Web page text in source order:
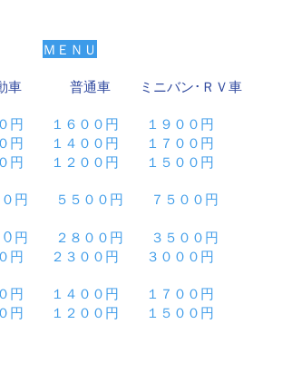
ＭＥＮＵ
動車 普通車 ミニバン･ＲＶ車
０円 １６００円 １９００円
０円 １４００円 １７００円
０円 １２００円 １５００円
０円 ５５００円 ７５００円
０円 ２８００円 ３５００円
円 ２３００円 ３０００円
１４００円 １７００円
２００円 １５００円